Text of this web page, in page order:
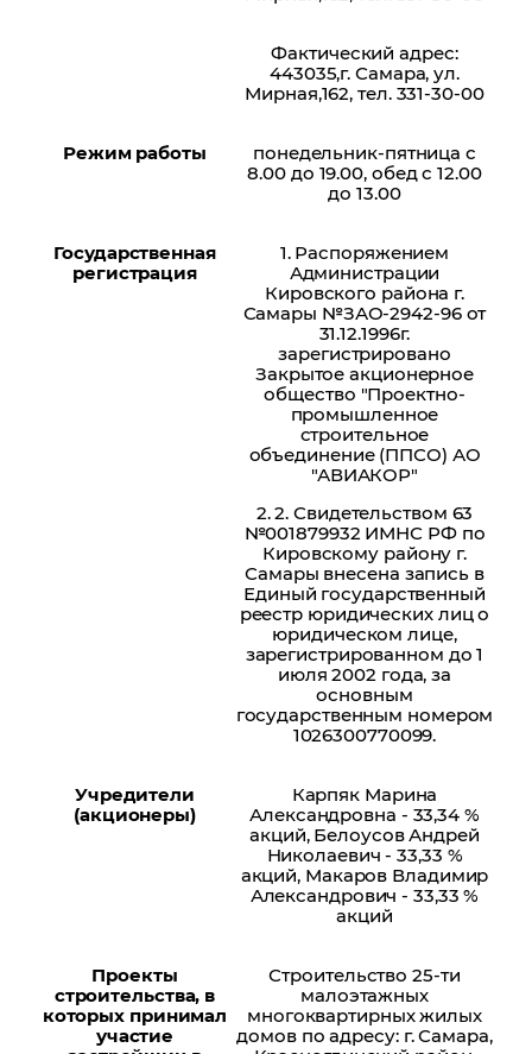
Фактический адрес:
443035,г. Самара, ул.
Мирная,162, тел. 331-30-00
Режим работы
понедельник-пятница с
8.00 до 19.00, обед с 12.00
до 13.00
Государственная
регистрация
1. Распоряжением
Администрации
Кировского района г.
Самары №ЗАО-2942-96 от
31.12.1996г.
зарегистрировано
Закрытое акционерное
общество "Проектно-
промышленное
строительное
объединение (ППСО) АО
"АВИАКОР"
2. 2. Свидетельством 63
№001879932 ИМНС РФ по
Кировскому району г.
Самары внесена запись в
Единый государственный
реестр юридических лиц о
юридическом лице,
зарегистрированном до 1
июля 2002 года, за
основным
государственным номером
1026300770099.
Учредители
(акционеры)
Карпяк Марина
Александровна - 33,34 %
акций, Белоусов Андрей
Николаевич - 33,33 %
акций, Макаров Владимир
Александрович - 33,33 %
акций
Проекты
строительства, в
которых принимал
участие
Строительство 25-ти
малоэтажных
многоквартирных жилых
домов по адресу: г. Самара,